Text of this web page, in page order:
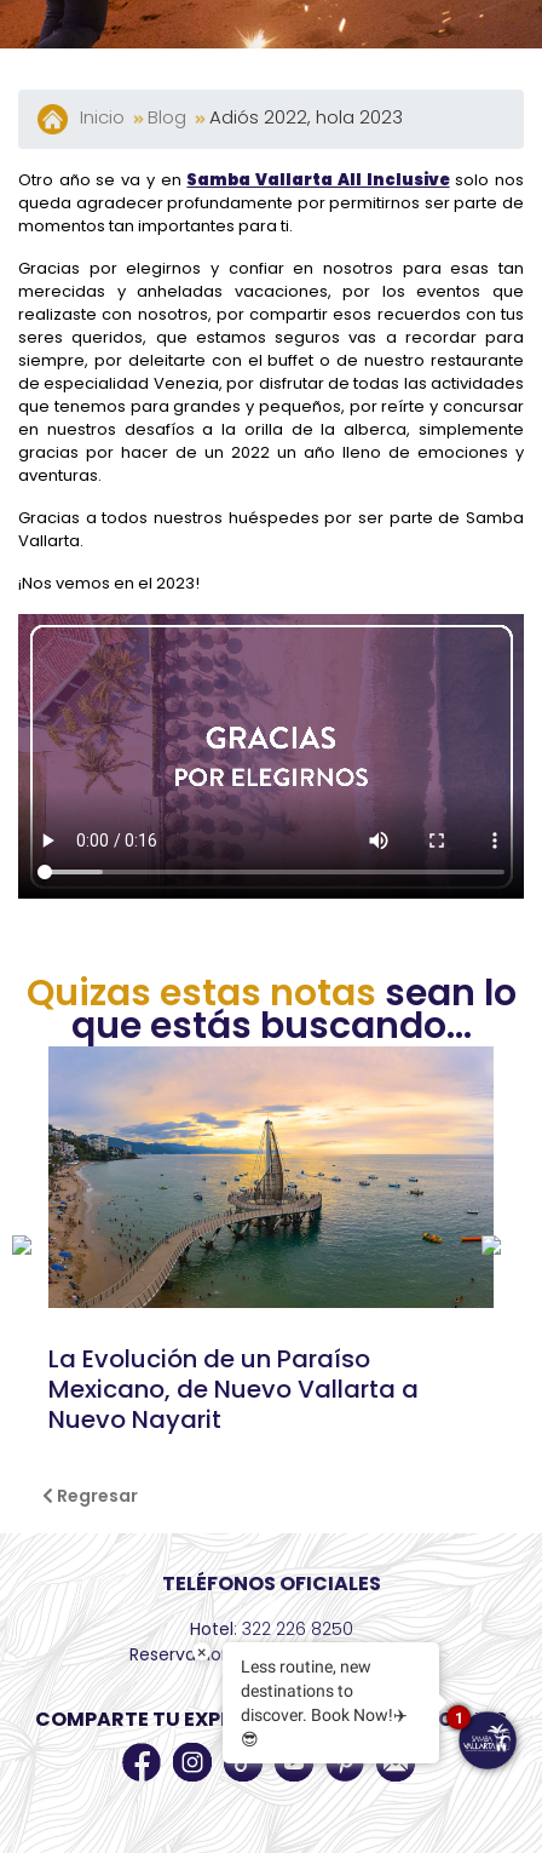
Blog
Inicio Blog Adiós 2022, hola 2023
Otro año se va y en Samba Vallarta All Inclusivesolo nos
queda agradecer profundamente por permitirnos ser parte de
momentos tan importantes para ti.
Gracias por elegirnos y confiar en nosotros para esas tan
merecidas y anheladas vacaciones, por los eventos que
realizaste con nosotros, por compartir esos recuerdos con tus
seres queridos, que estamos seguros vas a recordar para
siempre, por deleitarte con el buffet o de nuestro restaurante
de especialidad Venezia, por disfrutar de todas las actividades
que tenemos para grandes y pequeños, por reírte y concursar
en nuestros desafíos a la orilla de la alberca, simplemente
gracias por hacer de un 2022 un año lleno de emociones y
aventuras.
Gracias a todos nuestros huéspedes por ser parte de Samba
Vallarta.
¡Nos vemos en el 2023!
Quizas estas notas sean lo
que estás buscando...
La Evolución de un Paraíso
Mexicano, de Nuevo Vallarta a
Nuevo Nayarit
Regresar
TELÉFONOS OFICIALES
Hotel: 322 226 8250
Reservaciones
: +52 55 8526 6436
COMPARTE TU EXPERIENCIA EN REDES SOCIALES
×
Less routine, new
destinations to
discover. Book Now!✈️
😎
1